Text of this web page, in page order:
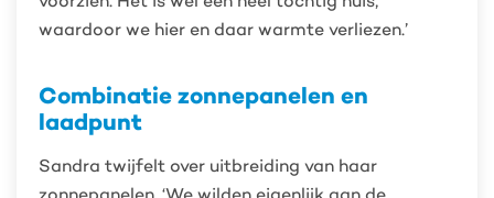
waardoor we hier en daar warmte verliezen.’
Combinatie zonnepanelen en
laadpunt
Sandra twijfelt over uitbreiding van haar